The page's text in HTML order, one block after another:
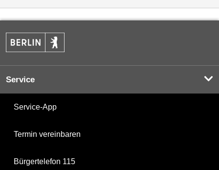
Service
Service-App
Termin vereinbaren
Bürgertelefon 115